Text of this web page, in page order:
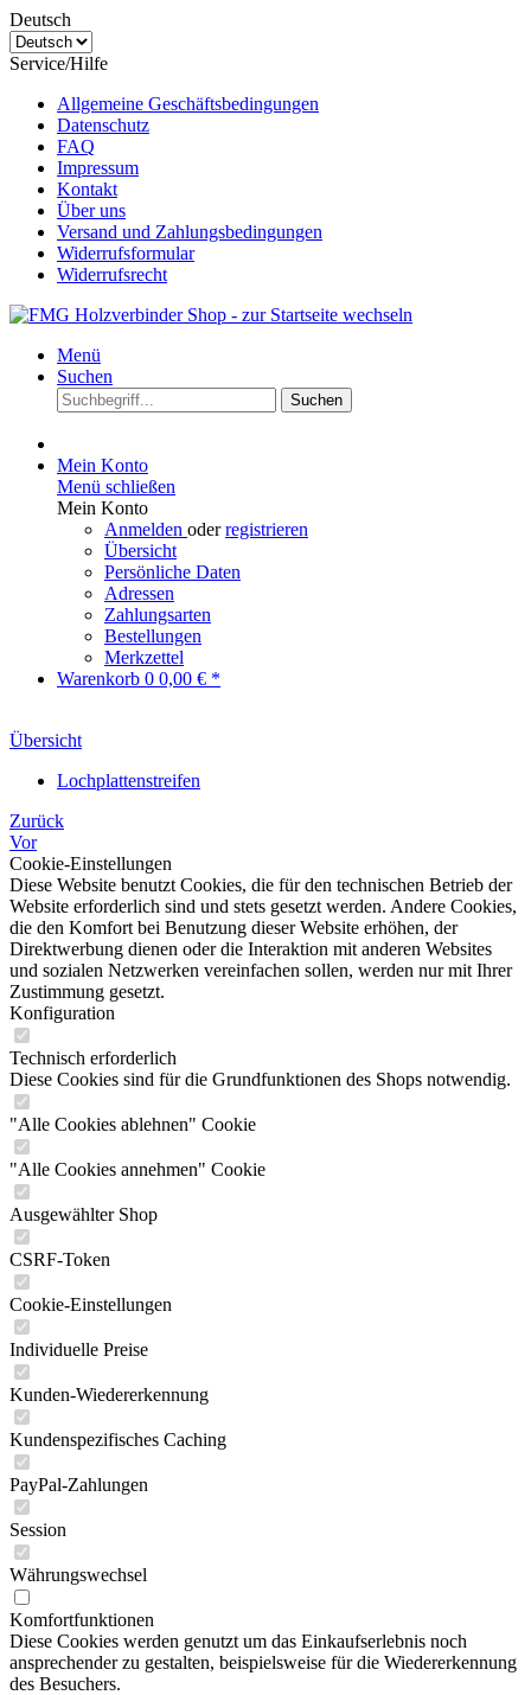
Deutsch
Service/Hilfe
Allgemeine Geschäftsbedingungen
Datenschutz
FAQ
Impressum
Kontakt
Über uns
Versand und Zahlungsbedingungen
Widerrufsformular
Widerrufsrecht
Menü
Suchen
Suchen
Mein Konto
Menü schließen
Mein Konto
Anmelden oderregistrieren
Übersicht
Persönliche Daten
Adressen
Zahlungsarten
Bestellungen
Merkzettel
Warenkorb 0 0,00 € *
Übersicht
Lochplattenstreifen
Zurück
Vor
Cookie-Einstellungen
Diese Website benutzt Cookies, die für den technischen Betrieb der
Website erforderlich sind und stets gesetzt werden. Andere Cookies,
die den Komfort bei Benutzung dieser Website erhöhen, der
Direktwerbung dienen oder die Interaktion mit anderen Websites
und sozialen Netzwerken vereinfachen sollen, werden nur mit Ihrer
Zustimmung gesetzt.
Konfiguration
Technisch erforderlich
Diese Cookies sind für die Grundfunktionen des Shops notwendig.
"Alle Cookies ablehnen" Cookie
"Alle Cookies annehmen" Cookie
Ausgewählter Shop
CSRF-Token
Cookie-Einstellungen
Individuelle Preise
Kunden-Wiedererkennung
Kundenspezifisches Caching
PayPal-Zahlungen
Session
Währungswechsel
Komfortfunktionen
Diese Cookies werden genutzt um das Einkaufserlebnis noch
ansprechender zu gestalten, beispielsweise für die Wiedererkennung
des Besuchers.